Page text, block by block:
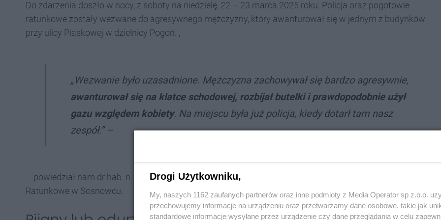
Do zdarzenia doszło w nocy, z soboty na niedzielę, 22 – 23 marca 2025 roku. Policja oraz pogotowie
ratunkowe zostały wezwane do agresywnego mężczyzny, który awanturował się w jednym z budynków
przy ulicy Piaskowej w dzielnicy Pogoń. ,
„Wezwanie było uzasadnione. Mężczyzna zachowywał się bardzo agresywnie,
awanturował się na klatce schodowej, rozbijał butelki i prawdopodobnie użył
gazu względem kobiety. Na miejscu była już policja, kiedy dotarł tam nasz
zespół.” –
– powiedział nam dr hab. n. med. i n. o zdr. Klaudiusz Nadolny, Dyrektor SP ZOZ Rejonowe Pogotowie
Ratunkowe w Sosnowcu.
Drogi Użytkowniku,
My, naszych 1162 zaufanych partnerów oraz inne podmioty z Media Operator sp z.o.o.
przechowujemy informacje na urządzeniu oraz przetwarzamy dane osobowe, takie jak
standardowe informacje wysyłane przez urządzenie czy dane przeglądania w celu